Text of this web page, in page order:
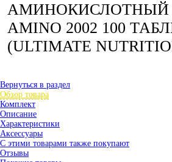
АМИНОКИСЛОТНЫЙ
AMINO 2002 100
(ULTIMATE
Вернуться в раздел
Обзор товара
Комплект
Описание
Характеристики
Аксессуары
С этими товарами также покупают
Отзывы